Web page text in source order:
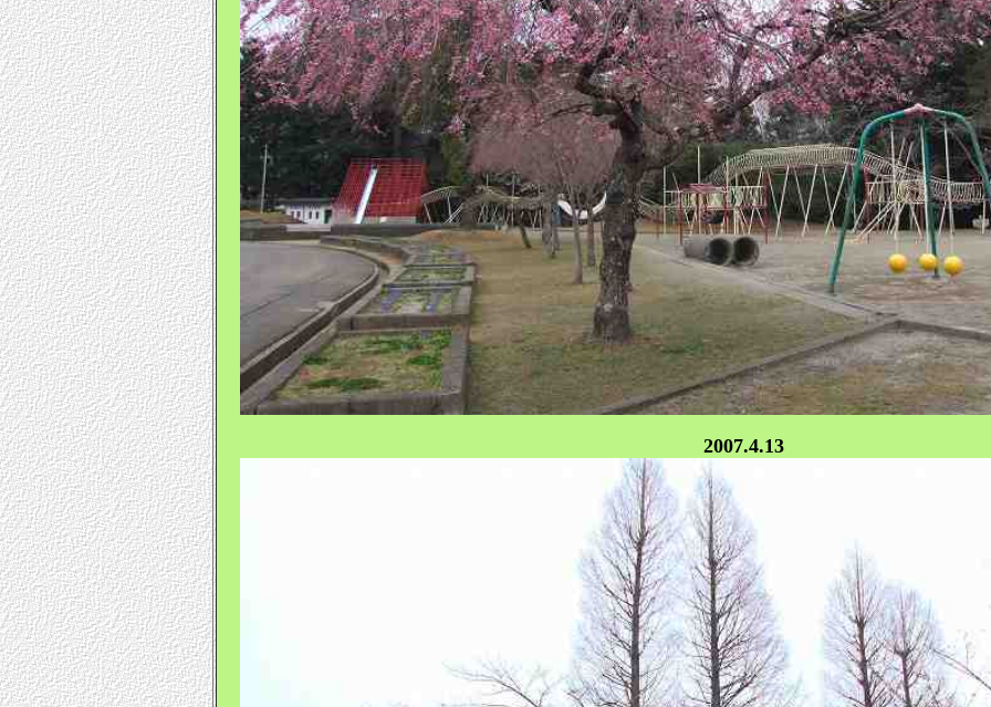
2007.4.13